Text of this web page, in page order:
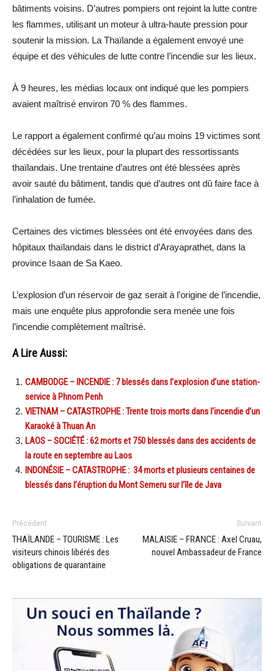
bâtiments voisins. D’autres pompiers ont rejoint la lutte contre
les flammes, utilisant un moteur à ultra-haute pression pour
soutenir la mission. La Thaïlande a également envoyé une
équipe et des véhicules de lutte contre l’incendie sur les lieux.
À 9 heures, les médias locaux ont indiqué que les pompiers
avaient maîtrisé environ 70 % des flammes.
Le rapport a également confirmé qu’au moins 19 victimes sont
décédées sur les lieux, pour la plupart des ressortissants
thaïlandais. Une trentaine d’autres ont été blessées après
avoir sauté du bâtiment, tandis que d’autres ont dû faire face à
l’inhalation de fumée.
Certaines des victimes blessées ont été envoyées dans des
hôpitaux thaïlandais dans le district d’Arayaprathet, dans la
province Isaan de Sa Kaeo.
L’explosion d’un réservoir de gaz serait à l’origine de l’incendie,
mais une enquête plus approfondie sera menée une fois
l’incendie complètement maîtrisé.
A Lire Aussi:
CAMBODGE – INCENDIE : 7 blessés dans l’explosion d’une station-
service à Phnom Penh
VIETNAM – CATASTROPHE : Trente trois morts dans l’incendie d’un
Karaoké à Thuan An
LAOS – SOCIÉTÉ : 62 morts et 750 blessés dans des accidents de
la route en septembre au Laos
INDONÉSIE – CATASTROPHE : 34 morts et plusieurs centaines de
blessés dans l’éruption du Mont Semeru sur l’île de Java
Précédent
THAÏLANDE – TOURISME : Les
visiteurs chinois libérés des
obligations de quarantaine
Suivant
MALAISIE – FRANCE : Axel Cruau,
nouvel Ambassadeur de France